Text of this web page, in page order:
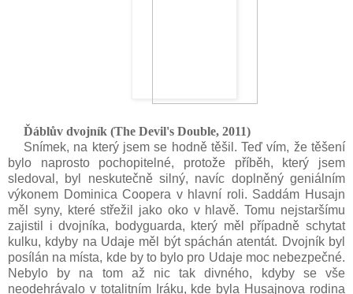
Ďáblův dvojník (The Devil's Double, 2011)
Snímek, na který jsem se hodně těšil. Teď vím, že těšení
bylo naprosto pochopitelné, protože příběh, který jsem
sledoval, byl neskutečně silný, navíc doplněný geniálním
výkonem Dominica Coopera v hlavní roli. Saddám Husajn
měl syny, které střežil jako oko v hlavě. Tomu nejstaršímu
zajistil i dvojníka, bodyguarda, který měl případně schytat
kulku, kdyby na Udaje měl být spáchán atentát. Dvojník byl
posílán na místa, kde by to bylo pro Udaje moc nebezpečné.
Nebylo by na tom až nic tak divného, kdyby se vše
neodehrávalo v totalitním Iráku, kde byla Husajnova rodina